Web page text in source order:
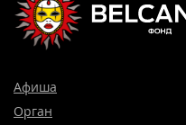
Афиша
Орган